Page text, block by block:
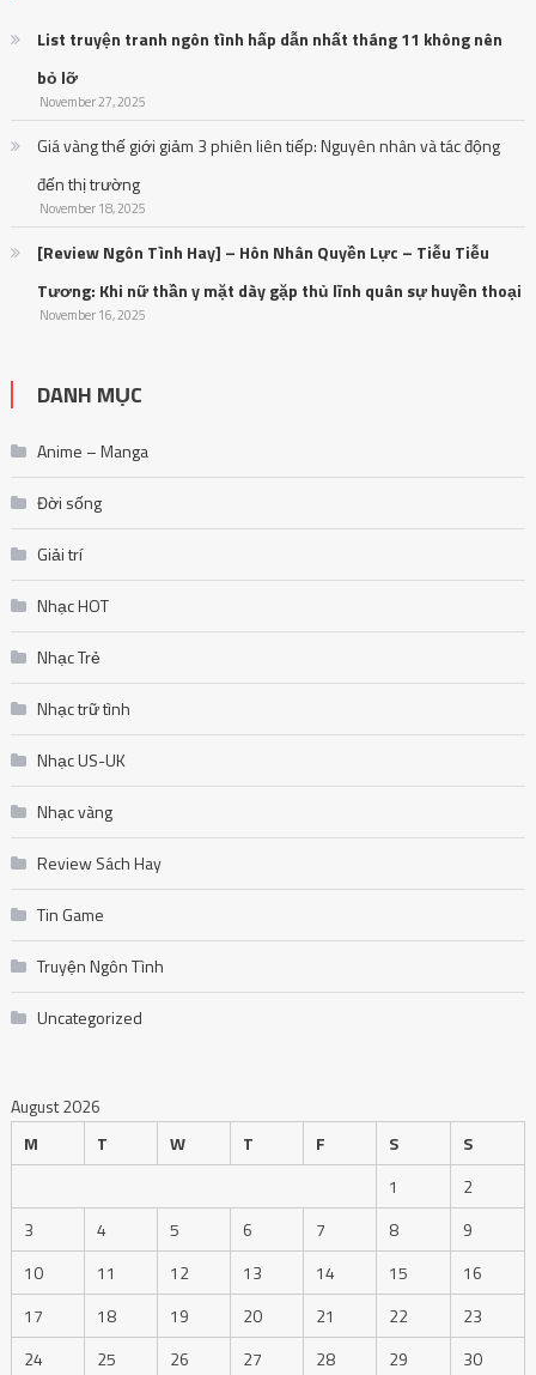
List truyện tranh ngôn tình hấp dẫn nhất tháng 11 không nên
bỏ lỡ
November 27, 2025
Giá vàng thế giới giảm 3 phiên liên tiếp: Nguyên nhân và tác động
đến thị trường
November 18, 2025
[Review Ngôn Tình Hay] – Hôn Nhân Quyền Lực – Tiễu Tiễu
Tương: Khi nữ thần y mặt dày gặp thủ lĩnh quân sự huyền thoại
November 16, 2025
DANH MỤC
Anime – Manga
Đời sống
Giải trí
Nhạc HOT
Nhạc Trẻ
Nhạc trữ tình
Nhạc US-UK
Nhạc vàng
Review Sách Hay
Tin Game
Truyện Ngôn Tình
Uncategorized
August 2026
M
T W T F S
S
1
2
3
4 5 6 7 8
9
10
11 12 13 14 15
16
17
18 19 20 21 22
23
24
25 26 27 28 29 30